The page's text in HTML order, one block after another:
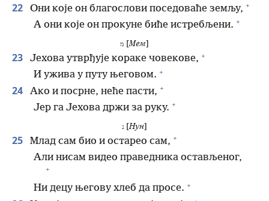
22 Они које он благослови поседоваће земљу, +
А они које он прокуне биће истребљени. +
[Мем
23 Јехова утврђује кораке човекове, +
И ужива у путу његовом. +
24 Ако и посрне, неће пасти, +
Јер га Јехова држи за руку. +
[Нун]
25 Млад сам био и остарео сам, +
Али нисам видео праведника остављеног,
+
Ни децу његову хлеб да просе. +